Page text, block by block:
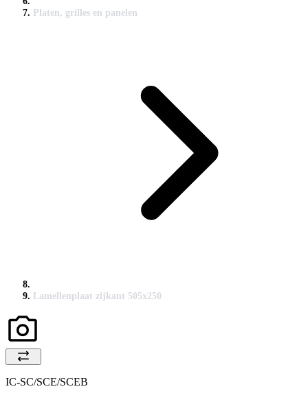
Platen, grilles en panelen
Lamellenplaat zijkant 505x250
IC-SC/SCE/SCEB